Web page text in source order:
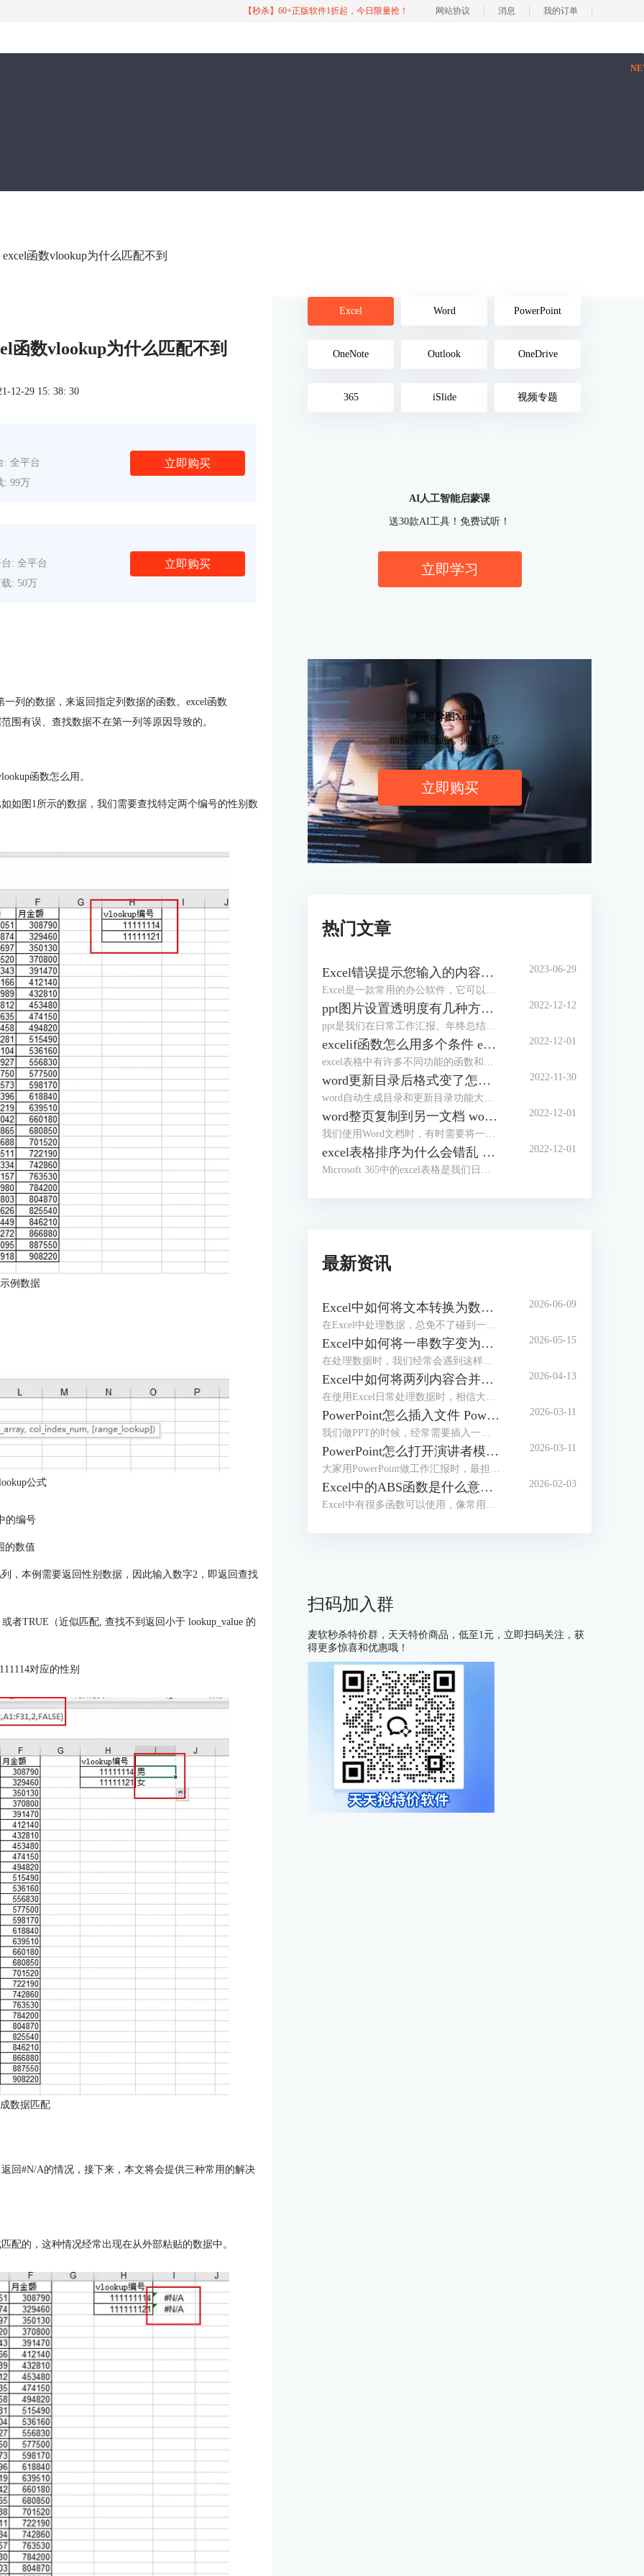
【秒杀】60+正版软件1折起，今日限量抢！ 网站协议 消息 我的订单
函数vlookup为什么匹配不到
函数vlookup为什么匹配不到
12-29 15: 38: 30
: 全平台
: 99万
立即购买
: 全平台
: 50万
立即购买
列的数据，来返回指定列数据的函数。excel函数
围有误、查找数据不在第一列等原因导致的。
函数怎么用。
如图1所示的数据，我们需要查找特定两个编号的性别数
例数据
公式
的编号
的数值
，本例需要返回性别数据，因此输入数字2，即返回查找
者TRUE（近似匹配, 查找不到返回小于 lookup_value 的
对应的性别
数据匹配
回#N/A的情况，接下来，本文将会提供三种常用的解决
配的，这种情况经常出现在从外部粘贴的数据中。
Excel Word PowerPoint
OneNote Outlook OneDrive
365 iSlide 视频专题
AI人工智能启蒙课
送30款AI工具！免费试听！
立即学习
思维导图Xmind
助你理清思路，捕捉创意。
立即购买
热门文章
Excel错误提示您输入的内容不符合限制条件 Excel怎么解除限制输入内容
Excel是一款常用的办公软件，它可以帮助我们进行数据的录入、分析和处理。但是，有时候我们在使用Excel的时候，会遇到一些错误提示，比如“您输入的内容不符合限制条件”。这种情况下，我们应该怎么办呢？本文将为你介绍Excel错误提示您输入的内容不符合限制条件的原因和解决方法，以及Excel怎么解除限制输入内容的操作步骤。
2023-06-29
ppt图片设置透明度有几种方法 ppt图片设置透明度怎么弄
ppt是我们在日常工作汇报、年终总结时常用到的办公软件。为了使ppt看起来更加完美，我们有时会将ppt中的图片进行透明度设置，但有部分朋友不知道该如何进行操作，今天这篇文章就主要给大家介绍ppt图片设置透明度有几种方法，ppt图片设置透明度怎么弄的相关操作步骤，有需要的朋友可以详细参考本文详细内容。
2022-12-12
excelif函数怎么用多个条件 excelif函数大于等于并且小于怎么输入
excel表格中有许多不同功能的函数和公式，如求和、求积、求均数、筛选数据等等。今天，我们就来讲讲如何使用excel中的if函数，以及使用if函数过程中需要注意的一些操作技巧和方式，主要内容包括“excelif函数怎么用多个条件，excelif函数大于等于并且小于怎么输入”这两个问题。
2022-12-01
word更新目录后格式变了怎么办 word更新目录为什么有的没有显示
word自动生成目录和更新目录功能大家在写论文的时候应该都体会到了它的好用之处，但是有的小伙伴反应word更新目录后格式会变化，还有的时候更新了目录却没有显示，遇到这种情况该怎么办呢？
2022-11-30
word整页复制到另一文档 word整页复制格式不变
我们使用Word文档时，有时需要将一个Word文档中的内容整页复制到另一个文档中。通常我们会使用Ctrl+C，Ctrl+V进行复制粘贴，但是如果要将多个Word文档复制到一个文档中，这样操作起来就会降低工作效率。
2022-12-01
excel表格排序为什么会错乱 excel表格顺序都乱了怎么办
Microsoft 365中的excel表格是我们日常生活中经常需要用到的办公软件，在之前的文章中给大家介绍了excel排序和自定义排序的方法。有的小伙伴反应excel排序后数据错乱，这是因为方法没用对吗？为了解答大家的疑问，今天就给大家来分享一下excel表格排序为什么会错乱，excel表格顺序都乱了怎么办。
2022-12-01
最新资讯
Excel中如何将文本转换为数值 Excel中如何将e+变为数字
在Excel中处理数据，总免不了碰到一些令人头疼的小麻烦，比如文本格式的数字根本没办法直接计算，或者单元格中输入长数字后无法完整显示，看着就闹心。别担心，今天我们就给大家分享两个超实用的操作，一起来了解下Excel中如何将文本转换为数值，Excel中如何将e+变为数字的相关内容。
2026-06-09
Excel中如何将一串数字变为日期 Excel中如何将一列数据分成几列
在处理数据时，我们经常会遇到这样的困扰，比如20240520、20250521或者20260502等，想将其变成标准日期格式却又不知道该如何操作。不用担心，这些看似复杂的问题，其实都有简单高效的解决方法。接下来本文将围绕Excel中如何将一串数字变为日期，Excel中如何将一列数据分成几列等内容进行介绍，一起来学习下。
2026-05-15
Excel中如何将两列内容合并到一起 Excel中如何将行转换成列
在使用Excel日常处理数据时，相信大家经常会遇到将几列内容合并到一起或者把行转成列的基础操作。不管是整理客户信息、汇总销售数据或是制作报表，学会这些技巧后，都可以有效提高我们的工作效率。接下来就给大家说一下Excel中如何将两列内容合并到一起，Excel中如何将行转换成列的相关内容。
2026-04-13
PowerPoint怎么插入文件 PowerPoint怎么插入思维导图
我们做PPT的时候，经常需要插入一些外部文件进去。插入之后文件会变成一个小图标嵌在幻灯片中，演示的时候点击一下图标，就能直接打开原文件了。不过还有好多小伙伴不知道怎么操作。别急，接下来我们就给大家讲讲PowerPoint怎么插入文件，PowerPoint怎么插入思维导图的实用技巧。
2026-03-11
PowerPoint怎么打开演讲者模式 PowerPoint怎么压缩PPT大小
大家用PowerPoint做工作汇报时，最担心的莫过于汇报到一半的时候忘词，或者搞不清当前页讲完该接哪一页内容了吧，其实这事情非常容易解决，可以设置演讲者模式，这样我们自己能看到备注和下一页预览，而观众那边只显示正常的放映画面。接下来我们就给大家介绍一下PowerPoint怎么打开演讲者模式，PowerPoint怎么压缩PPT大小的相关内容。
2026-03-11
Excel中的ABS函数是什么意思 Excel中的ABS函数怎么用
Excel中有很多函数可以使用，像常用的SUM求和函数、VLOOKUP查找函数、IF条件判断函数、ABS绝对值函数等，通过这些函数，可以有效帮我们提升数据处理和分析效率。接下来我们就以ABS函数为例，来为大家分享一下Excel中的ABS函数是什么意思，Excel中的ABS函数怎么用的相关内容，方法步骤非常简单，一起来学习下。
2026-02-03
扫码加入群
麦软秒杀特价群，天天特价商品，低至1元，立即扫码关注，获
得更多惊喜和优惠哦！